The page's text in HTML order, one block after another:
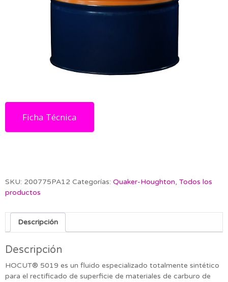
Ficha Técnica
SKU: 200775PA12 Categorías: Quaker-Houghton, Todos los
productos
Descripción
Descripción
HOCUT® 5019 es un fluido especializado totalmente sintético
para el rectificado de superficie de materiales de carburo de